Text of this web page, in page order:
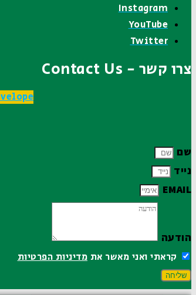
Instagram
YouTube
Twitter
צרו קשר - Contact Us
שם
נייד
EMAIL
הודעה
קראתי ואני מאשר את מדיניות הפרטיות
שליחה